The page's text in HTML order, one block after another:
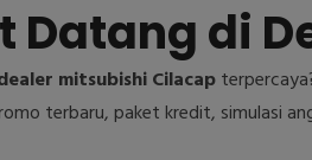
Datang di
mitsubishi Cilacap
terbaru, paket kredit, simulasi